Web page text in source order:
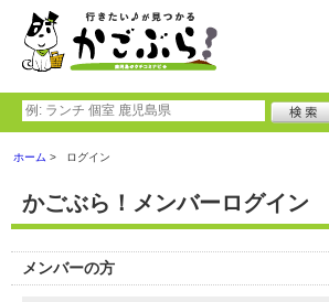
ホーム ログイン
かごぶら！メンバーログイン
メンバーの方